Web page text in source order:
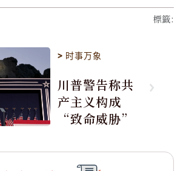
標籤:
> 时事万象
川普警告称共
产主义构成
“致命威胁”